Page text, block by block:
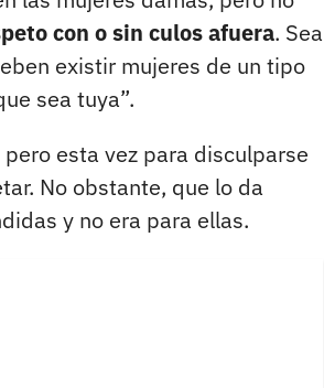
con o sin culos afuera. Sea
existir mujeres de un tipo
sea tuya”.
esta vez para disculparse
No obstante, que lo da
y no era para ellas.